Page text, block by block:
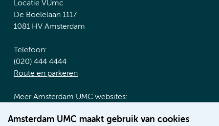
Amsterdam UMC maakt gebruik van cookies
Locatie VUmc
De Boelelaan 1117
1081 HV Amsterdam
Telefoon:
(020) 444 4444
Route en parkeren
Meer Amsterdam UMC websites:
Werken bij Amsterdam UMC